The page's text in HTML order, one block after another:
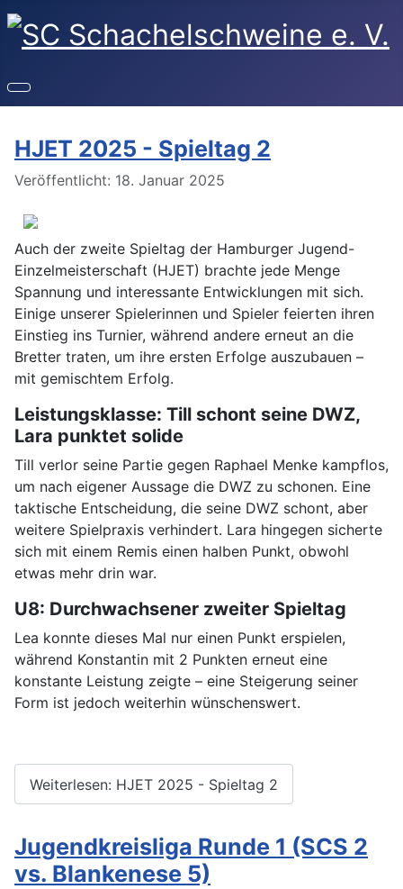
HJET 2025 - Spieltag 2
Details
Veröffentlicht: 18. Januar 2025
Auch der zweite Spieltag der Hamburger Jugend-
Einzelmeisterschaft (HJET) brachte jede Menge
Spannung und interessante Entwicklungen mit sich.
Einige unserer Spielerinnen und Spieler feierten ihren
Einstieg ins Turnier, während andere erneut an die
Bretter traten, um ihre ersten Erfolge auszubauen –
mit gemischtem Erfolg.
Leistungsklasse: Till schont seine DWZ,
Lara punktet solide
Till verlor seine Partie gegen Raphael Menke kampflos,
um nach eigener Aussage die DWZ zu schonen. Eine
taktische Entscheidung, die seine DWZ schont, aber
weitere Spielpraxis verhindert. Lara hingegen sicherte
sich mit einem Remis einen halben Punkt, obwohl
etwas mehr drin war.
U8: Durchwachsener zweiter Spieltag
Lea konnte dieses Mal nur einen Punkt erspielen,
während Konstantin mit 2 Punkten erneut eine
konstante Leistung zeigte – eine Steigerung seiner
Form ist jedoch weiterhin wünschenswert.
Weiterlesen: HJET 2025 - Spieltag 2
Jugendkreisliga Runde 1 (SCS 2
vs. Blankenese 5)